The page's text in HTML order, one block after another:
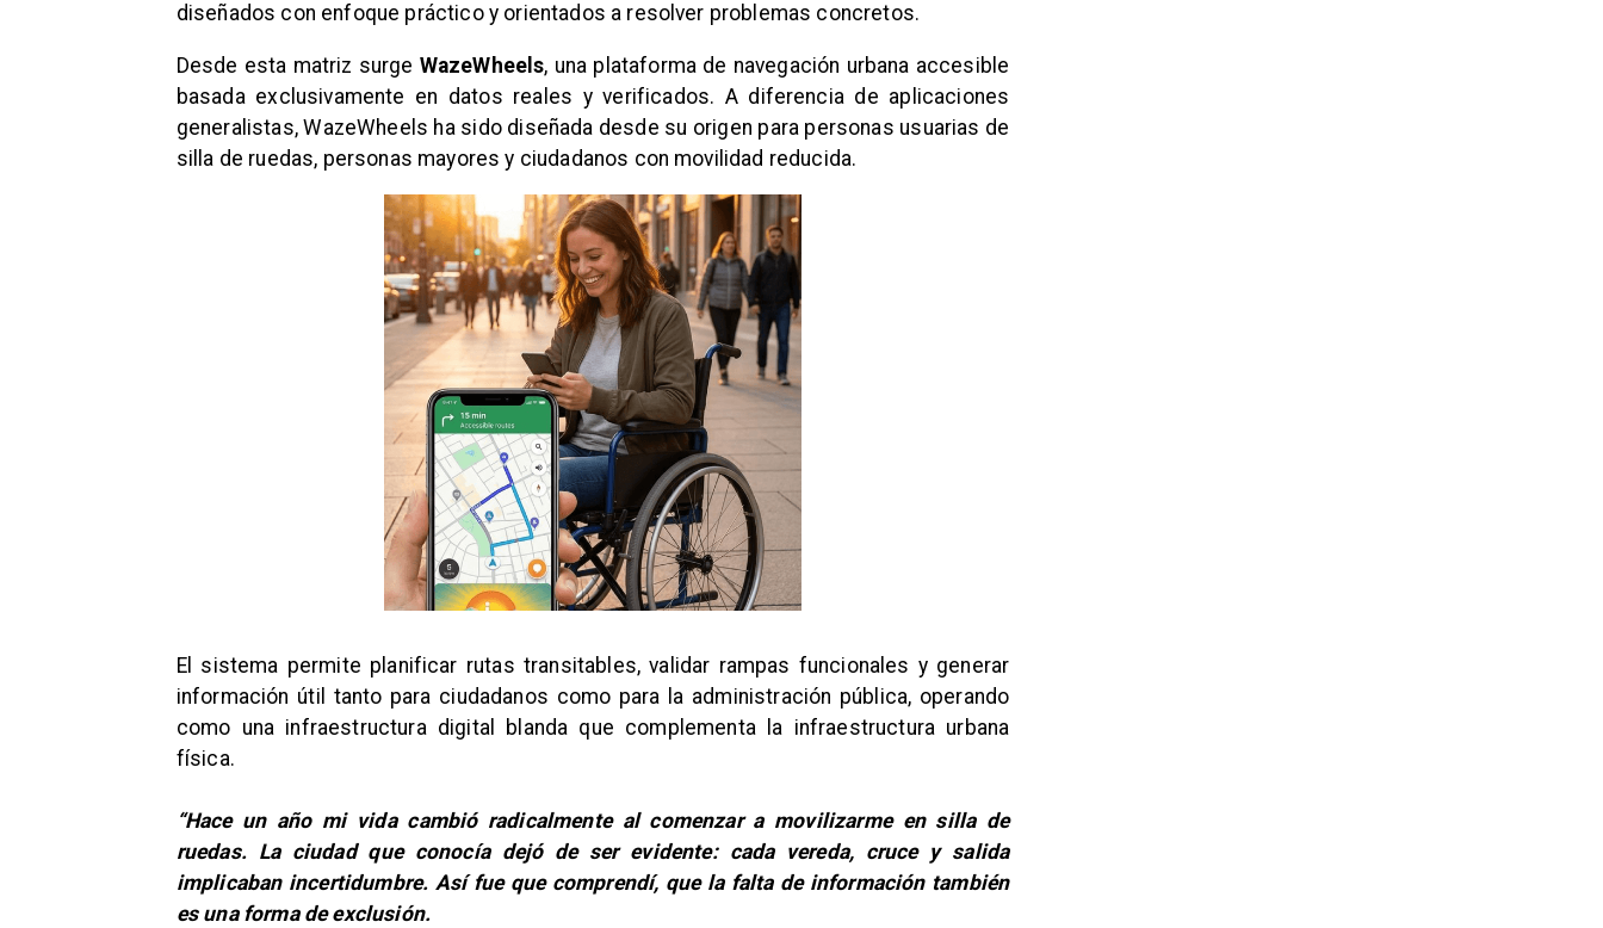
diseñados con enfoque práctico y orientados a resolver problemas concretos.
Desde esta matriz surge WazeWheels, una plataforma de navegación urbana accesible
basada exclusivamente en datos reales y verificados. A diferencia de aplicaciones
generalistas, WazeWheels ha sido diseñada desde su origen para personas usuarias de
silla de ruedas, personas mayores y ciudadanos con movilidad reducida.
El sistema permite planificar rutas transitables, validar rampas funcionales y generar
información útil tanto para ciudadanos como para la administración pública, operando
como una infraestructura digital blanda que complementa la infraestructura urbana
física.
“Hace un año mi vida cambió radicalmente al comenzar a movilizarme en silla de
ruedas. La ciudad que conocía dejó de ser evidente: cada vereda, cruce y salida
implicaban incertidumbre. Así fue que comprendí, que la falta de información también
es una forma de exclusión.